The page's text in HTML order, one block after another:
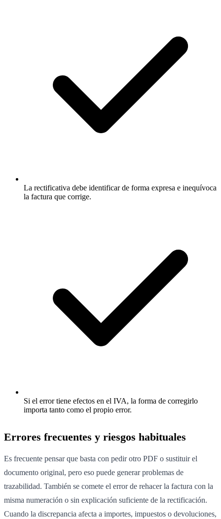
La rectificativa debe identificar de forma expresa e inequívoca
la factura que corrige.
Si el error tiene efectos en el IVA, la forma de corregirlo
importa tanto como el propio error.
Errores frecuentes y riesgos habituales
Es frecuente pensar que basta con pedir otro PDF o sustituir el
documento original, pero eso puede generar problemas de
trazabilidad. También se comete el error de rehacer la factura con la
misma numeración o sin explicación suficiente de la rectificación.
Cuando la discrepancia afecta a importes, impuestos o devoluciones,